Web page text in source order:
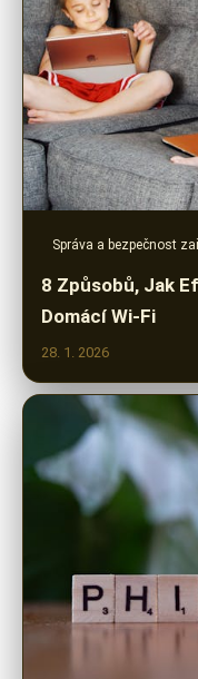
Správa a bezpečnost
8 Způsobů, Jak
Domácí Wi-Fi
28. 1. 2026